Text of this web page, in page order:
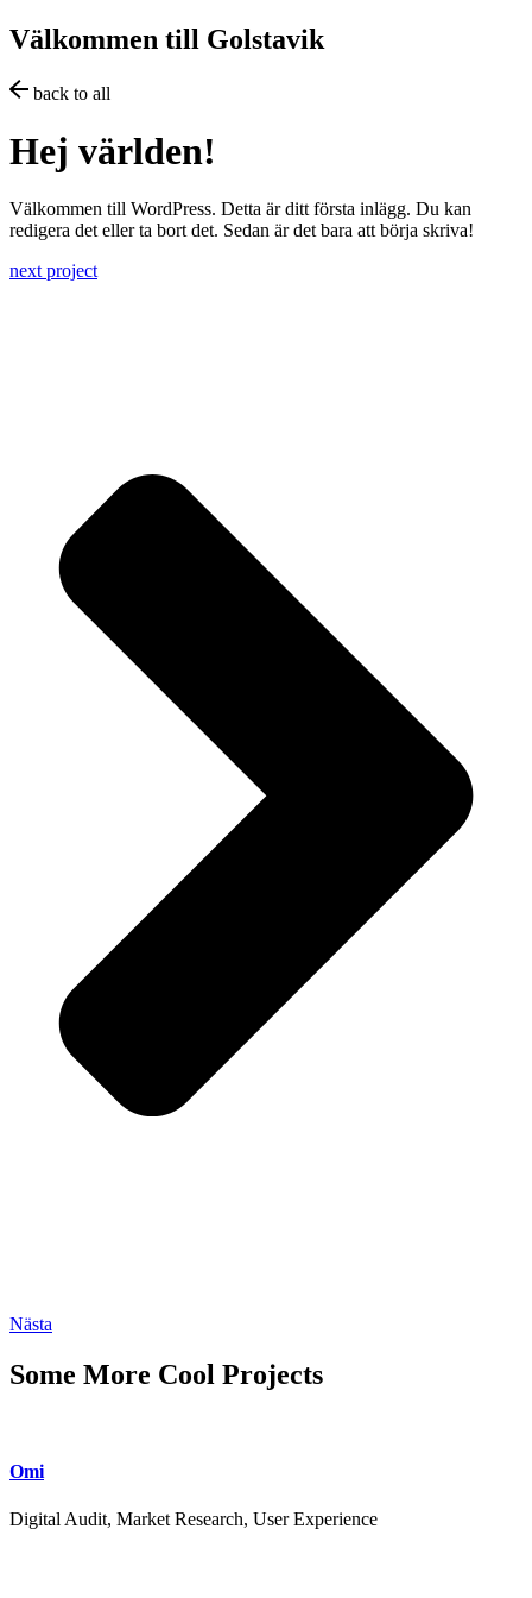
Hoppa
till
innehåll
Välkommen till Golstavik
back to all
Hej världen!
Välkommen till WordPress. Detta är ditt första inlägg. Du kan
redigera det eller ta bort det. Sedan är det bara att börja skriva!
next project
Nästa
Some More Cool Projects
Omi
Digital Audit, Market Research, User Experience